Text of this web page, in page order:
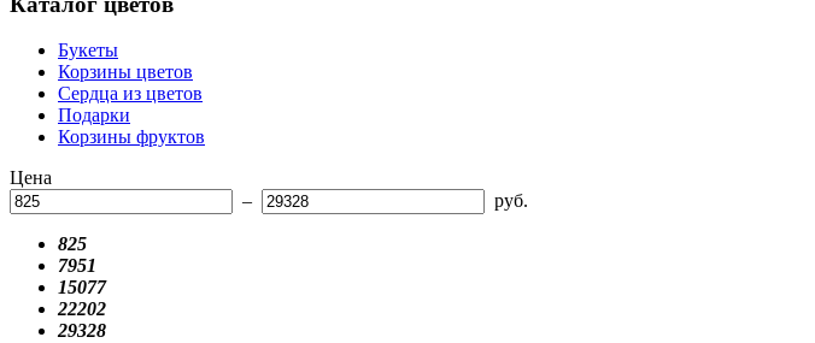
Букеты
Корзины цветов
Сердца из цветов
Подарки
Корзины фруктов
Цена
–
руб.
825
7951
15077
22202
29328